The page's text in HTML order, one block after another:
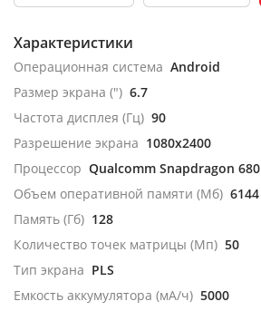
Характеристики
Операционная система Android
Размер экрана (") 6.7
Частота дисплея (Гц) 90
Разрешение экрана 1080x2400
Процессор Qualcomm Snapdragon 680
Объем оперативной памяти (Мб) 6144
Память (Гб) 128
Количество точек матрицы (Мп) 50
Тип экрана PLS
Емкость аккумулятора (мА/ч) 5000